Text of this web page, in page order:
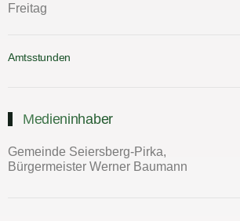
Freitag
Amtsstunden
Medieninhaber
Gemeinde Seiersberg-Pirka,
Bürgermeister Werner Baumann